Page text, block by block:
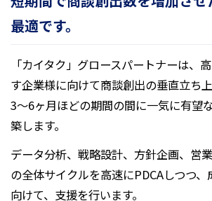
最適です。
「カイタク」グロースパートナーは、
す企業様に向けて商談創出の垂直立ち上
3〜6ヶ月ほどの期間の間に一気に有望
築します。
データ分析、戦略設計、方針企画、営
の全体サイクルを高速にPDCAしつつ
向けて、支援を行います。